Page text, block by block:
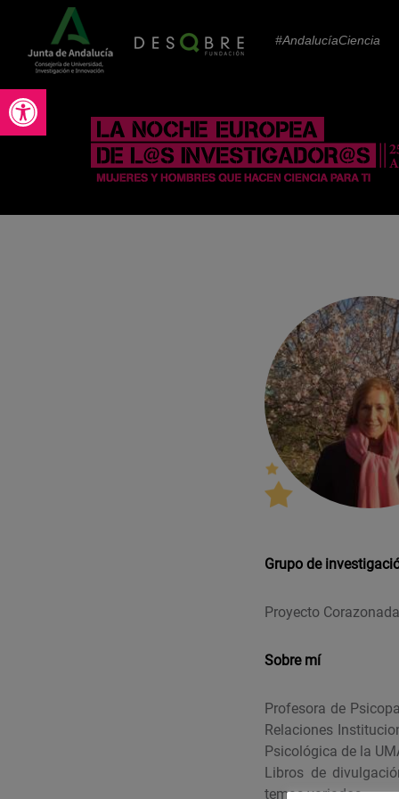
Abrir barra de herramientas
#AndalucíaCiencia
Grupo de
Proyecto Corazonada
Sobre mí
Profesora de
Relaciones
Psicológica de la
Libros de
temas variados.